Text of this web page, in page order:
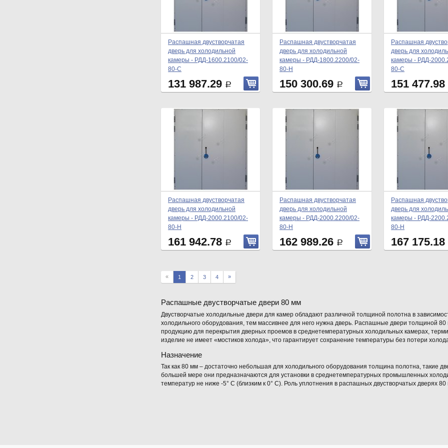
Распашная двустворчатая
дверь для холодильной
камеры - РДД-1600.2100/02-
80-С
131 987.29 Р
Распашная двустворчатая
дверь для холодильной
камеры - РДД-1800.2200/02-
80-Н
150 300.69 Р
Распашная
дверь для
камеры - РДД-
80-С
151 477.98
Распашная двустворчатая
дверь для холодильной
камеры - РДД-2000.2100/02-
80-Н
161 942.78 Р
Распашная двустворчатая
дверь для холодильной
камеры - РДД-2000.2200/02-
80-Н
162 989.26 Р
Распашная
дверь для
камеры - РДД-
80-Н
167 175.18
« 1 2 3 4 »
Распашные двустворчатые двери 80 мм
Двустворчатые холодильные двери для камер обладают различной толщиной полотна в
холодильного оборудования, тем массивнее для него нужна дверь. Распашные двери толщиной
продукцию для перекрытия дверных проемов в среднетемпературных холодильных камерах,
изделие не имеет «мостиков холода», что гарантирует сохранение температуры без потери
Назначение
Так как 80 мм – достаточно небольшая для холодильного оборудования толщина полотна, такие
большей мере они предназначаются для установки в среднетемпературных промышленных
температур не ниже -5° С (близким к 0° С). Роль уплотнения в распашных двустворчатых дверях